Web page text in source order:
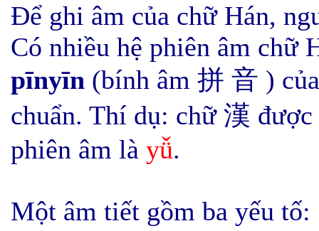
Để ghi âm của chữ Hán,
Có nhiều hệ phiên âm chữ
pīnyīn (bính âm 拼 音 )
chuẩn. Thí dụ: chữ 漢
phiên âm là yǚ.
Một âm tiết gồm ba yếu